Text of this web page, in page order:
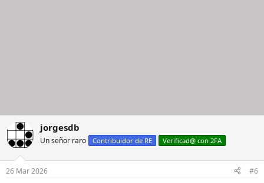
jorgesdb
Un señor raro Contribuidor de RE Verificad@ con 2FA
26 Mar 2026 #6